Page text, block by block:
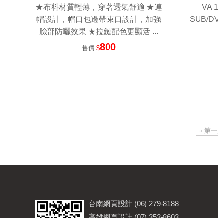
★布料材質輕薄，穿著透氣舒適 ★連
帽設計，帽口包邊帶束口設計，加強
臉部防曬效果 ★拉鏈配色更顯活 ...
售價 $800
VA
SUB/
« 第
台南網頁設計 (06) 279-8188